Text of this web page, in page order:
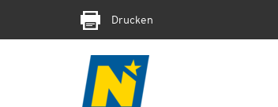
Drucken